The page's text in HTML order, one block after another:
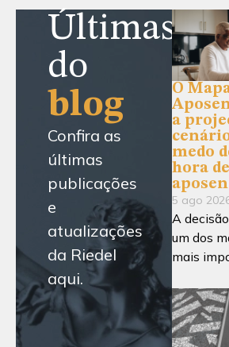
Últimas
do
blog
Confira as
últimas
publicações
e
atualizações
da Riedel
aqui.
O
a
medo
hora
5 ago
A
um dos
mais